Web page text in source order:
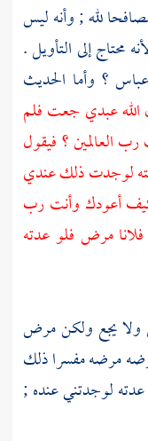
لله ; وأنه ليس
محتاج إلى التأويل .
؟ وأما الحديث
الله عبدي جعت فلم
العالمين ؟ فيقول
لوجدت ذلك عندي
أعودك وأنت رب
مرض فلو عدته
ولا يجع ولكن مرض
مرضه مفسرا ذلك
لوجدتني عنده ;